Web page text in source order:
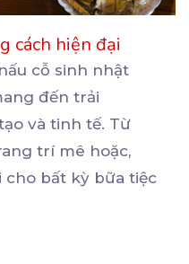
cách hiện đại
cỗ sinh nhật
đến trải
và tinh tế. Từ
trí mê hoặc,
bất kỳ bữa tiệc